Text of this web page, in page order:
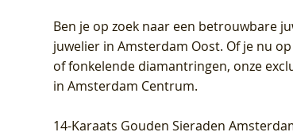
Blush Lab Diamonds Oorhangers
LG9006Y/S - Geelgoud (14k) met Lab
grown Diamant
Blush Lab Diamonds Collier LG3019Y
– Geelgoud (14k) met Lab grown
Diamant
Blush Lab Diamonds Ring LG1031Y -
Geelgoud (14k) met Lab grown
Diamant
Ben je op zoek naar een betrouwbare
juwelier in Amsterdam Oost. Of je nu
of fonkelende diamantringen, onze
in Amsterdam Centrum.
14-Karaats Gouden Sieraden